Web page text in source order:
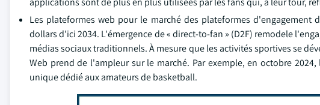
Les plateformes web pour le marché des plateformes
dollars d'ici 2034. L'émergence de « direct-to-fan » (D2F) remodele
médias sociaux traditionnels. À mesure que les activités sportives se
Web prend de l'ampleur sur le marché. Par exemple, en octobre
unique dédié aux amateurs de basketball.